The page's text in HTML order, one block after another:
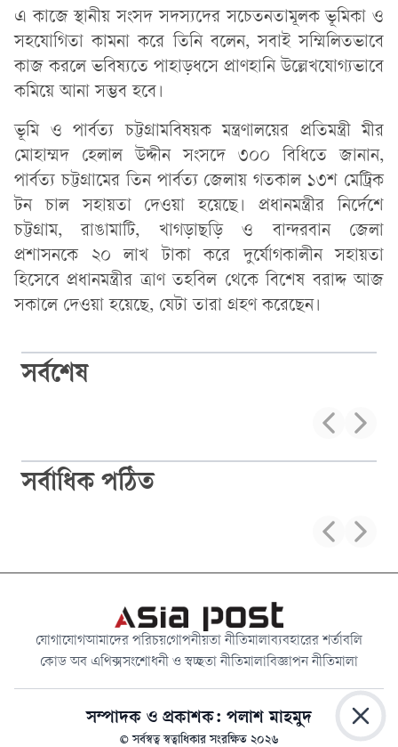
এ কাজে স্থানীয় সংসদ সদস্যদের সচেতনতামূলক ভূমিকা ও
সহযোগিতা কামনা করে তিনি বলেন, সবাই সম্মিলিতভাবে
কাজ করলে ভবিষ্যতে পাহাড়ধসে প্রাণহানি উল্লেখযোগ্যভাবে
কমিয়ে আনা সম্ভব হবে।
ভূমি ও পার্বত্য চট্টগ্রামবিষয়ক মন্ত্রণালয়ের প্রতিমন্ত্রী মীর
মোহাম্মদ হেলাল উদ্দীন সংসদে ৩০০ বিধিতে জানান,
পার্বত্য চট্টগ্রামের তিন পার্বত্য জেলায় গতকাল ১৩শ মেট্রিক
টন চাল সহায়তা দেওয়া হয়েছে। প্রধানমন্ত্রীর নির্দেশে
চট্টগ্রাম, রাঙামাটি, খাগড়াছড়ি ও বান্দরবান জেলা
প্রশাসনকে ২০ লাখ টাকা করে দুর্যোগকালীন সহায়তা
হিসেবে প্রধানমন্ত্রীর ত্রাণ তহবিল থেকে বিশেষ বরাদ্দ আজ
সকালে দেওয়া হয়েছে, যেটা তারা গ্রহণ করেছেন।
সর্বশেষ
সর্বাধিক পঠিত
যোগাযোগআমাদের পরিচয়গোপনীয়তা নীতিমালাব্যবহারের শর্তাবলি
কোড অব এথিক্সসংশোধনী ও স্বচ্ছতা নীতিমালাবিজ্ঞাপন নীতিমালা
সম্পাদক ও প্রকাশক: পলাশ মাহমুদ
© সর্বস্বত্ব স্বত্বাধিকার সংরক্ষিত ২০২৬